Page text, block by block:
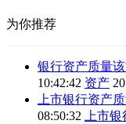
为你推荐
银行资产质量
10:42:42 资产
上市银行资产
08:50:32
上市银